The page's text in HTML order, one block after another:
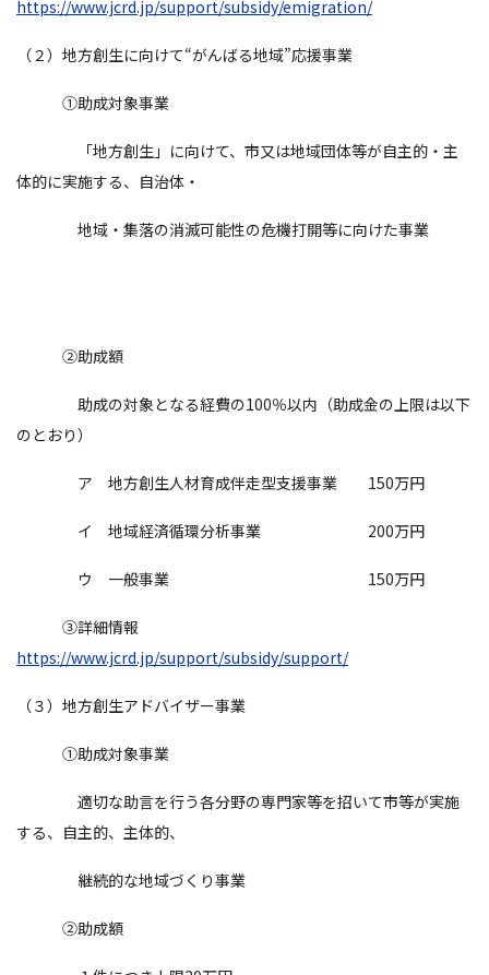
https://www.jcrd.jp/support/subsidy/emigration/
（２）地方創生に向けて“がんばる地域”応援事業
①助成対象事業
「地方創生」に向けて、市又は地域団体等が自主的・主
体的に実施する、自治体・
地域・集落の消滅可能性の危機打開等に向けた事業
②助成額
助成の対象となる経費の100％以内（助成金の上限は以下
のとおり）
ア 地方創生人材育成伴走型支援事業 150万円
イ 地域経済循環分析事業 200万円
ウ 一般事業 150万円
③詳細情報
https://www.jcrd.jp/support/subsidy/support/
（３）地方創生アドバイザー事業
①助成対象事業
適切な助言を行う各分野の専門家等を招いて市等が実施
する、自主的、主体的、
継続的な地域づくり事業
②助成額